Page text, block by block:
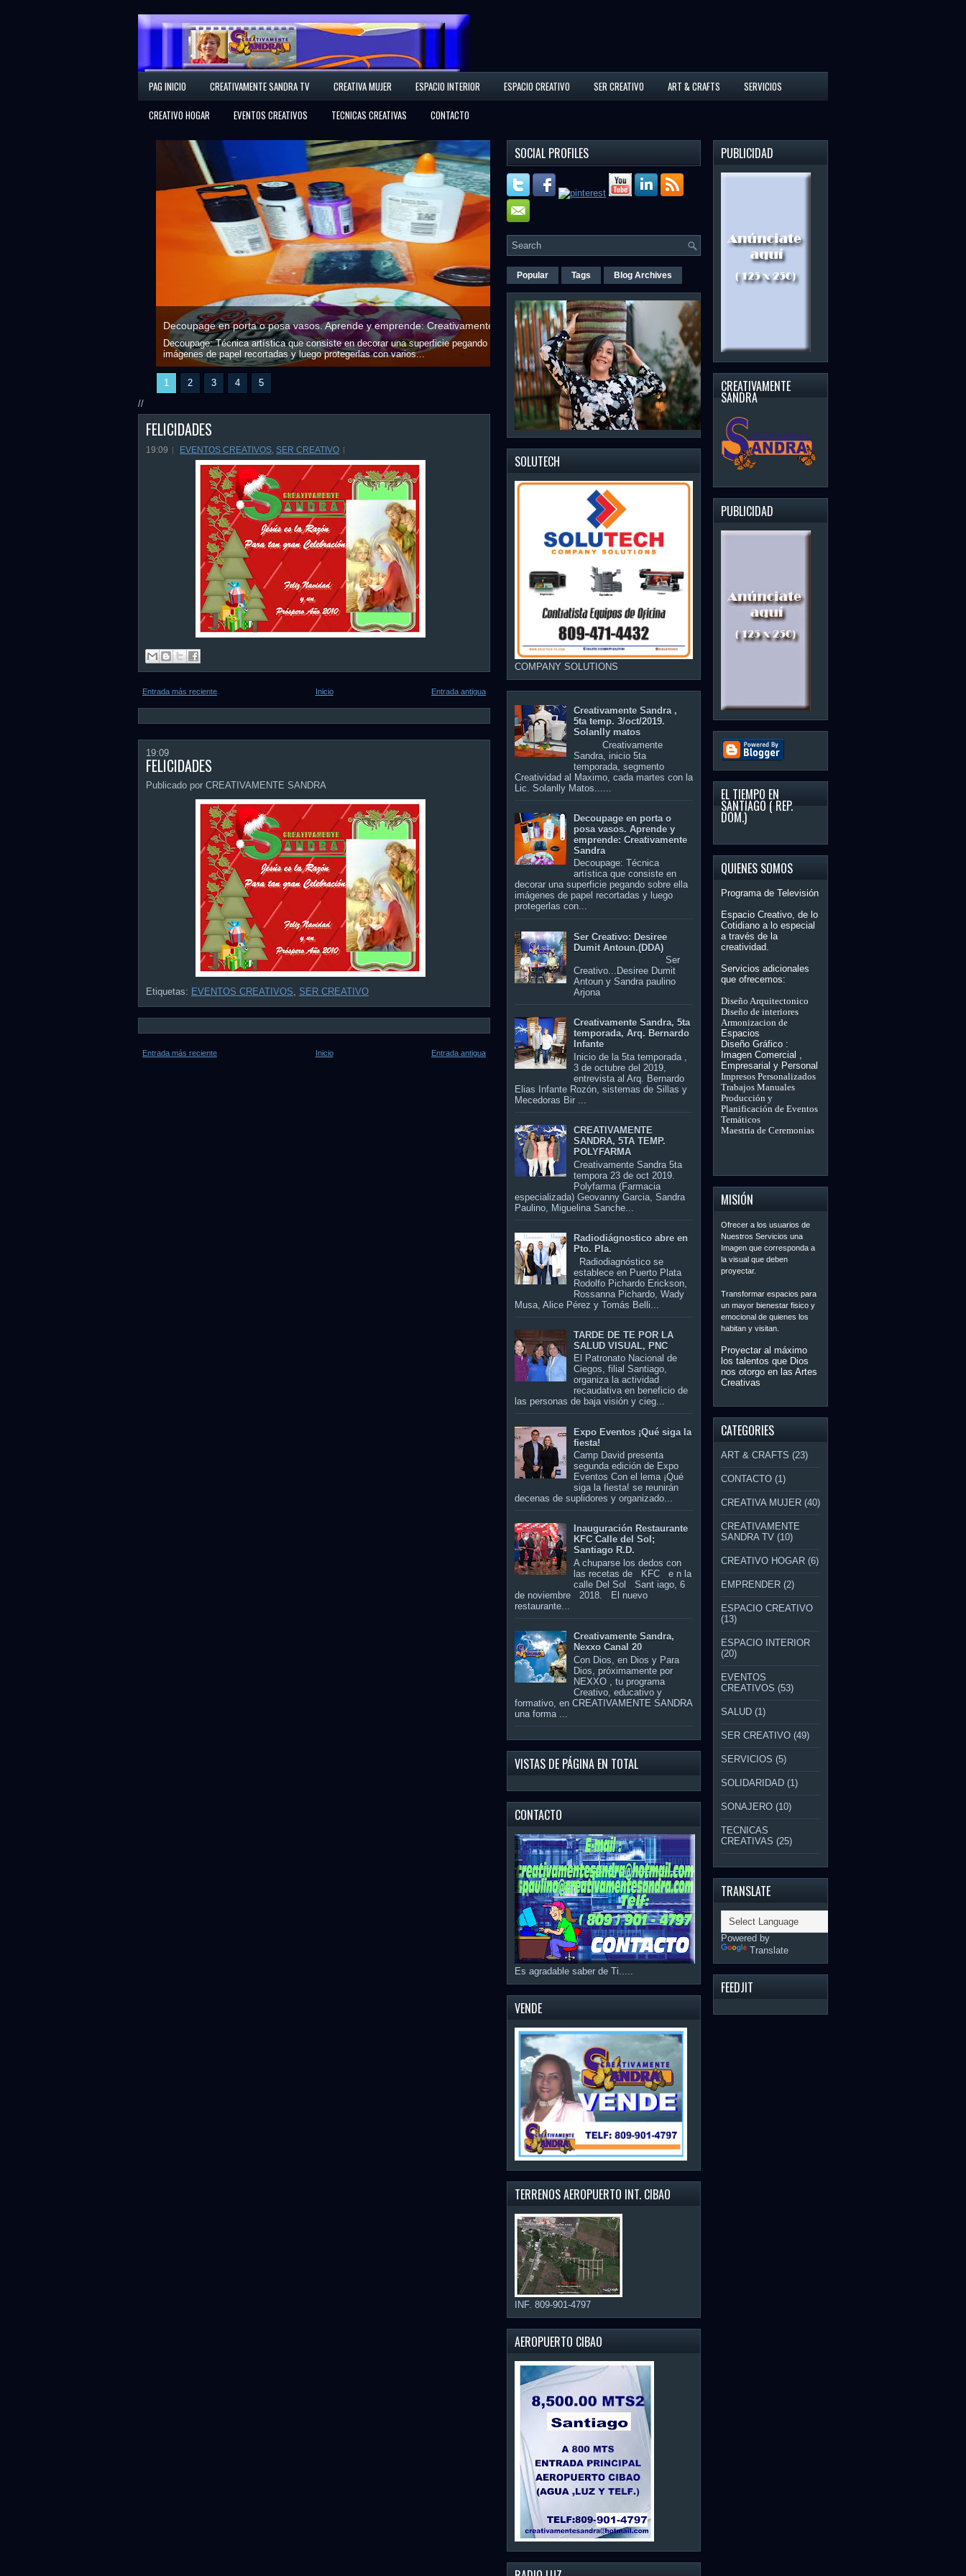
Creativamente Sandra
PAG INICIO CREATIVAMENTE SANDRA TV CREATIVA MUJER ESPACIO INTERIOR ESPACIO CREATIVO SER CREATIVO ART & CRAFTS
SERVICIOS
CREATIVO HOGAR
EVENTOS CREATIVOS TECNICAS CREATIVAS CONTACTO
Ser Creativo: Desiree Dumit Antoun.(DDA)
Ser Creativo...Desiree Dumit Antoun y...
CREATIVAMENTE SANDRA, 5TA TEMP. POLYFARMA
Creativamente Sandra 5ta tempora 23 de oct 2019. Polyfarma (Farmacia especializada)
Geovanny Garcia, Sandra Paulino, Miguelina...
1 2 3 4
5
//
FELICIDADES
19:09 EVENTOS CREATIVOS, SER CREATIVO
Entrada más reciente Entrada antigua
Inicio
19:09
FELICIDADES
Publicado por CREATIVAMENTE SANDRA
Etiquetas: EVENTOS CREATIVOS, SER CREATIVO
Entrada más reciente Entrada antigua
Inicio
SOCIAL PROFILES
Popular Tags Blog Archives
SOLUTECH
COMPANY SOLUTIONS
Creativamente Sandra ,
5ta temp. 3/oct/2019.
Solanlly matos
Creativamente
Sandra, inicio 5ta
temporada, segmento
Creatividad al Maximo, cada martes con la
Lic. Solanlly Matos......
Decoupage en porta o
posa vasos. Aprende y
emprende: Creativamente
Sandra
Decoupage: Técnica
artística que consiste en
decorar una superficie pegando sobre ella
imágenes de papel recortadas y luego
protegerlas con...
Ser Creativo: Desiree
Dumit Antoun.(DDA)
Ser
Creativo...Desiree Dumit
Antoun y Sandra paulino
Arjona
Creativamente Sandra, 5ta
temporada, Arq. Bernardo
Infante
Inicio de la 5ta temporada ,
3 de octubre del 2019,
entrevista al Arq. Bernardo
Elias Infante Rozón, sistemas de Sillas y
Mecedoras Bir ...
CREATIVAMENTE
SANDRA, 5TA TEMP.
POLYFARMA
Creativamente Sandra 5ta
tempora 23 de oct 2019.
Polyfarma (Farmacia
especializada) Geovanny Garcia, Sandra
Paulino, Miguelina Sanche...
Radiodiágnostico abre en
Pto. Pla.
Radiodiagnóstico se
establece en Puerto Plata
Rodolfo Pichardo Erickson,
Rossanna Pichardo, Wady
Musa, Alice Pérez y Tomás Belli...
TARDE DE TE POR LA
SALUD VISUAL, PNC
El Patronato Nacional de
Ciegos, filial Santiago,
organiza la actividad
recaudativa en beneficio de
las personas de baja visión y cieg...
Expo Eventos ¡Qué siga la
fiesta!
Camp David presenta
segunda edición de Expo
Eventos Con el lema ¡Qué
siga la fiesta! se reunirán
decenas de suplidores y organizado...
Inauguración Restaurante
KFC Calle del Sol;
Santiago R.D.
A chuparse los dedos con
las recetas de KFC e n la
calle Del Sol Sant iago, 6
de noviembre 2018. El nuevo
restaurante...
Creativamente Sandra,
Nexxo Canal 20
Con Dios, en Dios y Para
Dios, próximamente por
NEXXO , tu programa
Creativo, educativo y
formativo, en CREATIVAMENTE SANDRA
una forma ...
VISTAS DE PÁGINA EN TOTAL
CONTACTO
Es agradable saber de Ti.....
VENDE
TERRENOS AEROPUERTO INT. CIBAO
INF. 809-901-4797
AEROPUERTO CIBAO
PUBLICIDAD
CREATIVAMENTE
SANDRA
PUBLICIDAD
EL TIEMPO EN
SANTIAGO ( REP.
DOM.)
QUIENES SOMOS
Programa de Televisión
Espacio Creativo, de lo
Cotidiano a lo especial
a través de la
creatividad.
Servicios adicionales
que ofrecemos:
Diseño Arquitectonico
Diseño de interiores
Armonizacion de
Espacios
Diseño Gráfico :
Imagen Comercial ,
Empresarial y Personal
Impresos Personalizados
Trabajos Manuales
Producción y
Planificación de Eventos
Temáticos
Maestria de Ceremonias
MISIÓN
Ofrecer a los usuarios de
Nuestros Servicios una
Imagen que corresponda a
la visual que deben
proyectar.
Transformar espacios para
un mayor bienestar fisico y
emocional de quienes los
habitan y visitan.
Proyectar al máximo
los talentos que Dios
nos otorgo en las Artes
Creativas
CATEGORIES
ART & CRAFTS (23)
CONTACTO (1)
CREATIVA MUJER (40)
CREATIVAMENTE
SANDRA TV (10)
CREATIVO HOGAR (6)
EMPRENDER (2)
ESPACIO CREATIVO
(13)
ESPACIO INTERIOR
(20)
EVENTOS
CREATIVOS (53)
SALUD (1)
SER CREATIVO (49)
SERVICIOS (5)
SOLIDARIDAD (1)
SONAJERO (10)
TECNICAS
CREATIVAS (25)
TRANSLATE
Powered by
Translate
FEEDJIT